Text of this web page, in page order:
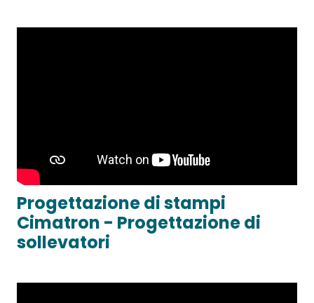
Progettazione di stampi
Cimatron - Progettazione di
sollevatori